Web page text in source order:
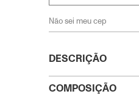
DESCRIÇÃO
COMPOSIÇÃO
Não sei meu cep